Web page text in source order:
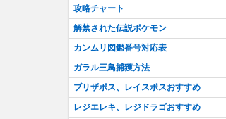
攻略チャート
解禁された伝説ポケモン
カンムリ図鑑番号対応表
ガラル三鳥捕獲方法
ブリザポス、レイスポスおすすめ
レジエレキ、レジドラゴおすすめ